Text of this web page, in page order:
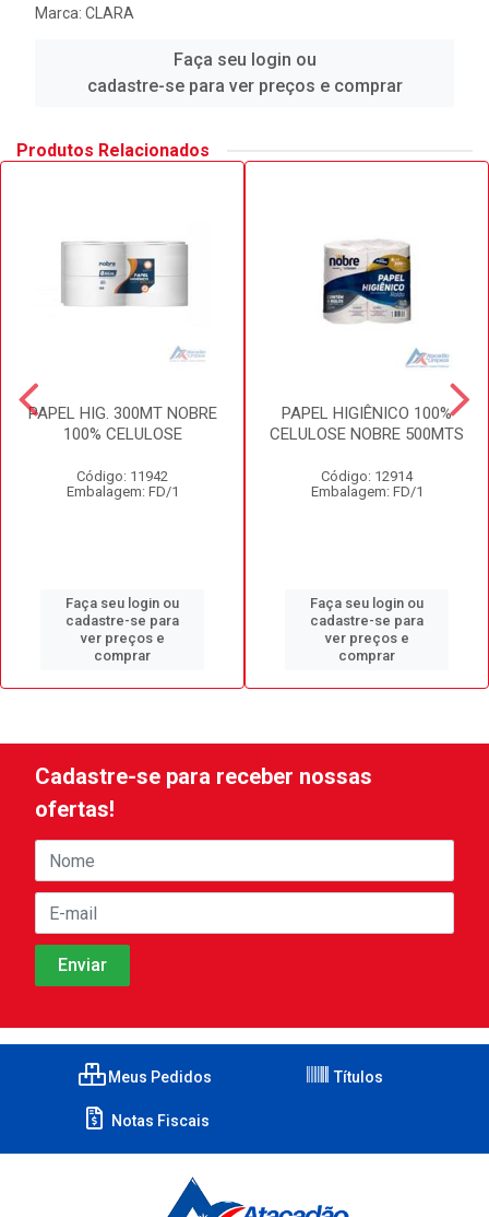
Marca: CLARA
Faça seu login ou
cadastre-se para ver preços e comprar
Produtos Relacionados
PAPEL HIG. 300MT NOBRE
100% CELULOSE
Código: 11942
Embalagem: FD/1
Faça seu login ou
cadastre-se para
ver preços e
comprar
PAPEL HIGIÊNICO 100%
CELULOSE NOBRE 500MTS
Código: 12914
Embalagem: FD/1
Faça seu login ou
cadastre-se para
ver preços e
comprar
Cadastre-se para receber nossas
ofertas!
Meus Pedidos Títulos
Notas Fiscais